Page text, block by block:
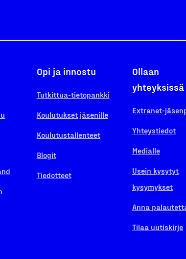
Opi ja innostu
Tutkittua-tietopankki
Koulutukset jäsenille
Koulutustallenteet
Blogit
Tiedotteet
Ollaan
yhteyksissä
Extranet-
Yhteystiedot
Medialle
Usein kysytyt
kysymykset
Anna
Tilaa uutiskirje